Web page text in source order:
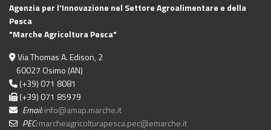
Agenzia per l'Innovazione nel Settore Agroalimentare e della
Pesca
"Marche Agricoltura Pesca"
Via Thomas A. Edison, 2
60027 Osimo (AN)
(+39) 071 8081
(+39) 071 85979
Email:info@amap.marche.it
PEC:marcheagricolturapesca.pec@emarche.it